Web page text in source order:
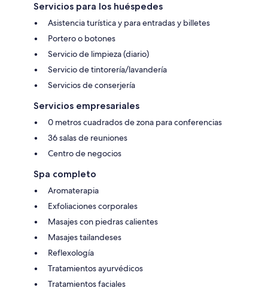
Servicios para los huéspedes
Asistencia turística y para entradas y billetes
Portero o botones
Servicio de limpieza (diario)
Servicio de tintorería/lavandería
Servicios de conserjería
Servicios empresariales
0 metros cuadrados de zona para conferencias
36 salas de reuniones
Centro de negocios
Spa completo
Aromaterapia
Exfoliaciones corporales
Masajes con piedras calientes
Masajes tailandeses
Reflexología
Tratamientos ayurvédicos
Tratamientos faciales